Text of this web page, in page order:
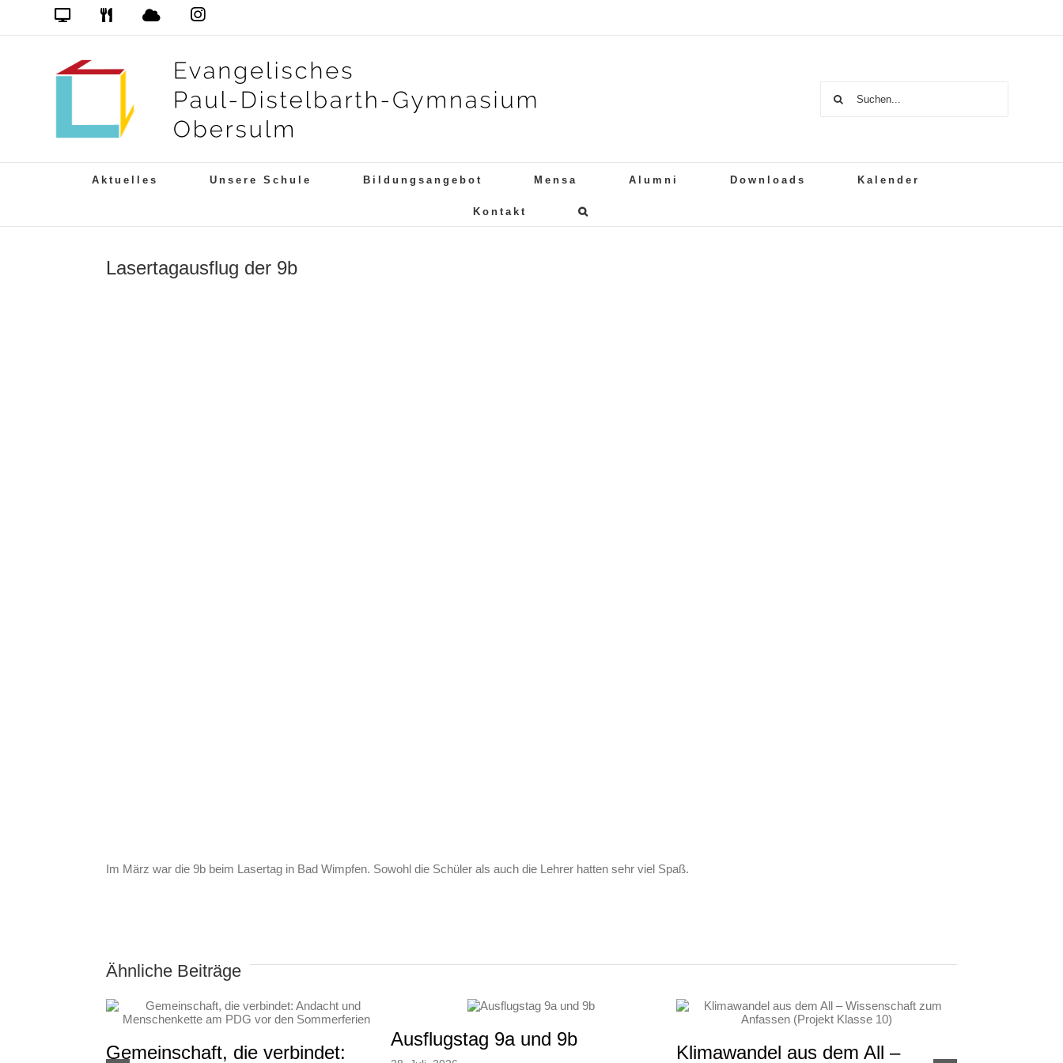
Inhalt
Mensa PDG
Das
Instagram
Suche
Aktuelles Unsere Schule Bildungsangebot Mensa Alumni Downloads Kalender
Kontakt
Lasertagausflug der 9b
Im März war die 9b beim Lasertag in Bad Wimpfen. Sowohl die Schüler als auch die Lehrer hatten sehr viel Spaß.
Ähnliche Beiträge
Gemeinschaft, die verbindet:
Ausflugstag 9a und 9b
Klimawandel aus dem All –